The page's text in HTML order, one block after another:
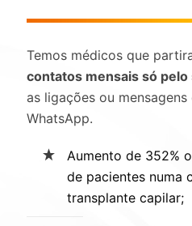
Temos médicos que
contatos mensais só pelo
as ligações ou
WhatsApp.
Aumento de 352%
de pacientes numa
transplante capilar;